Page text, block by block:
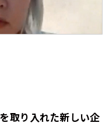
取り入れた新しい企